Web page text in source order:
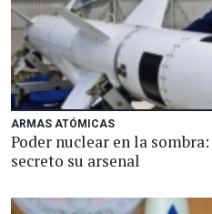
ARMAS ATÓMICAS
Poder nuclear en la
secreto su arsenal